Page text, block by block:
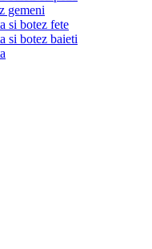
gemeni
si botez fete
si botez baieti